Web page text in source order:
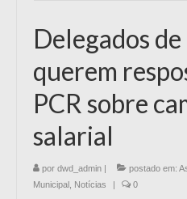
Delegados de
querem
PCR sobre
salarial
por dwd_admin postado em:
Municipal
Notícias 0